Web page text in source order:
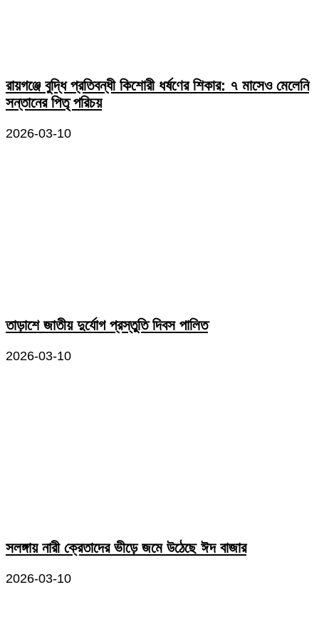
রায়গঞ্জে বুদ্ধি প্রতিবন্ধী কিশোরী ধর্ষণের শিকার: ৭ মাসেও মেলেনি
সন্তানের পিতৃ পরিচয়
2026-03-10
তাড়াশে জাতীয় দুর্যোগ প্রস্তুতি দিবস পালিত
2026-03-10
সলঙ্গায় নারী ক্রেতাদের ভীড়ে জমে উঠেছে ঈদ বাজার
2026-03-10